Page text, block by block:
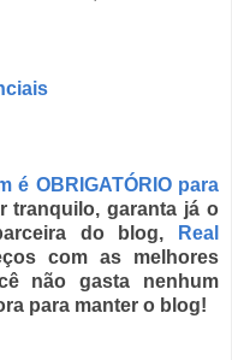
é OBRIGATÓRIO para
tranquilo, garanta já o
do blog,
Real
com as melhores
não gasta nenhum
para manter o blog!